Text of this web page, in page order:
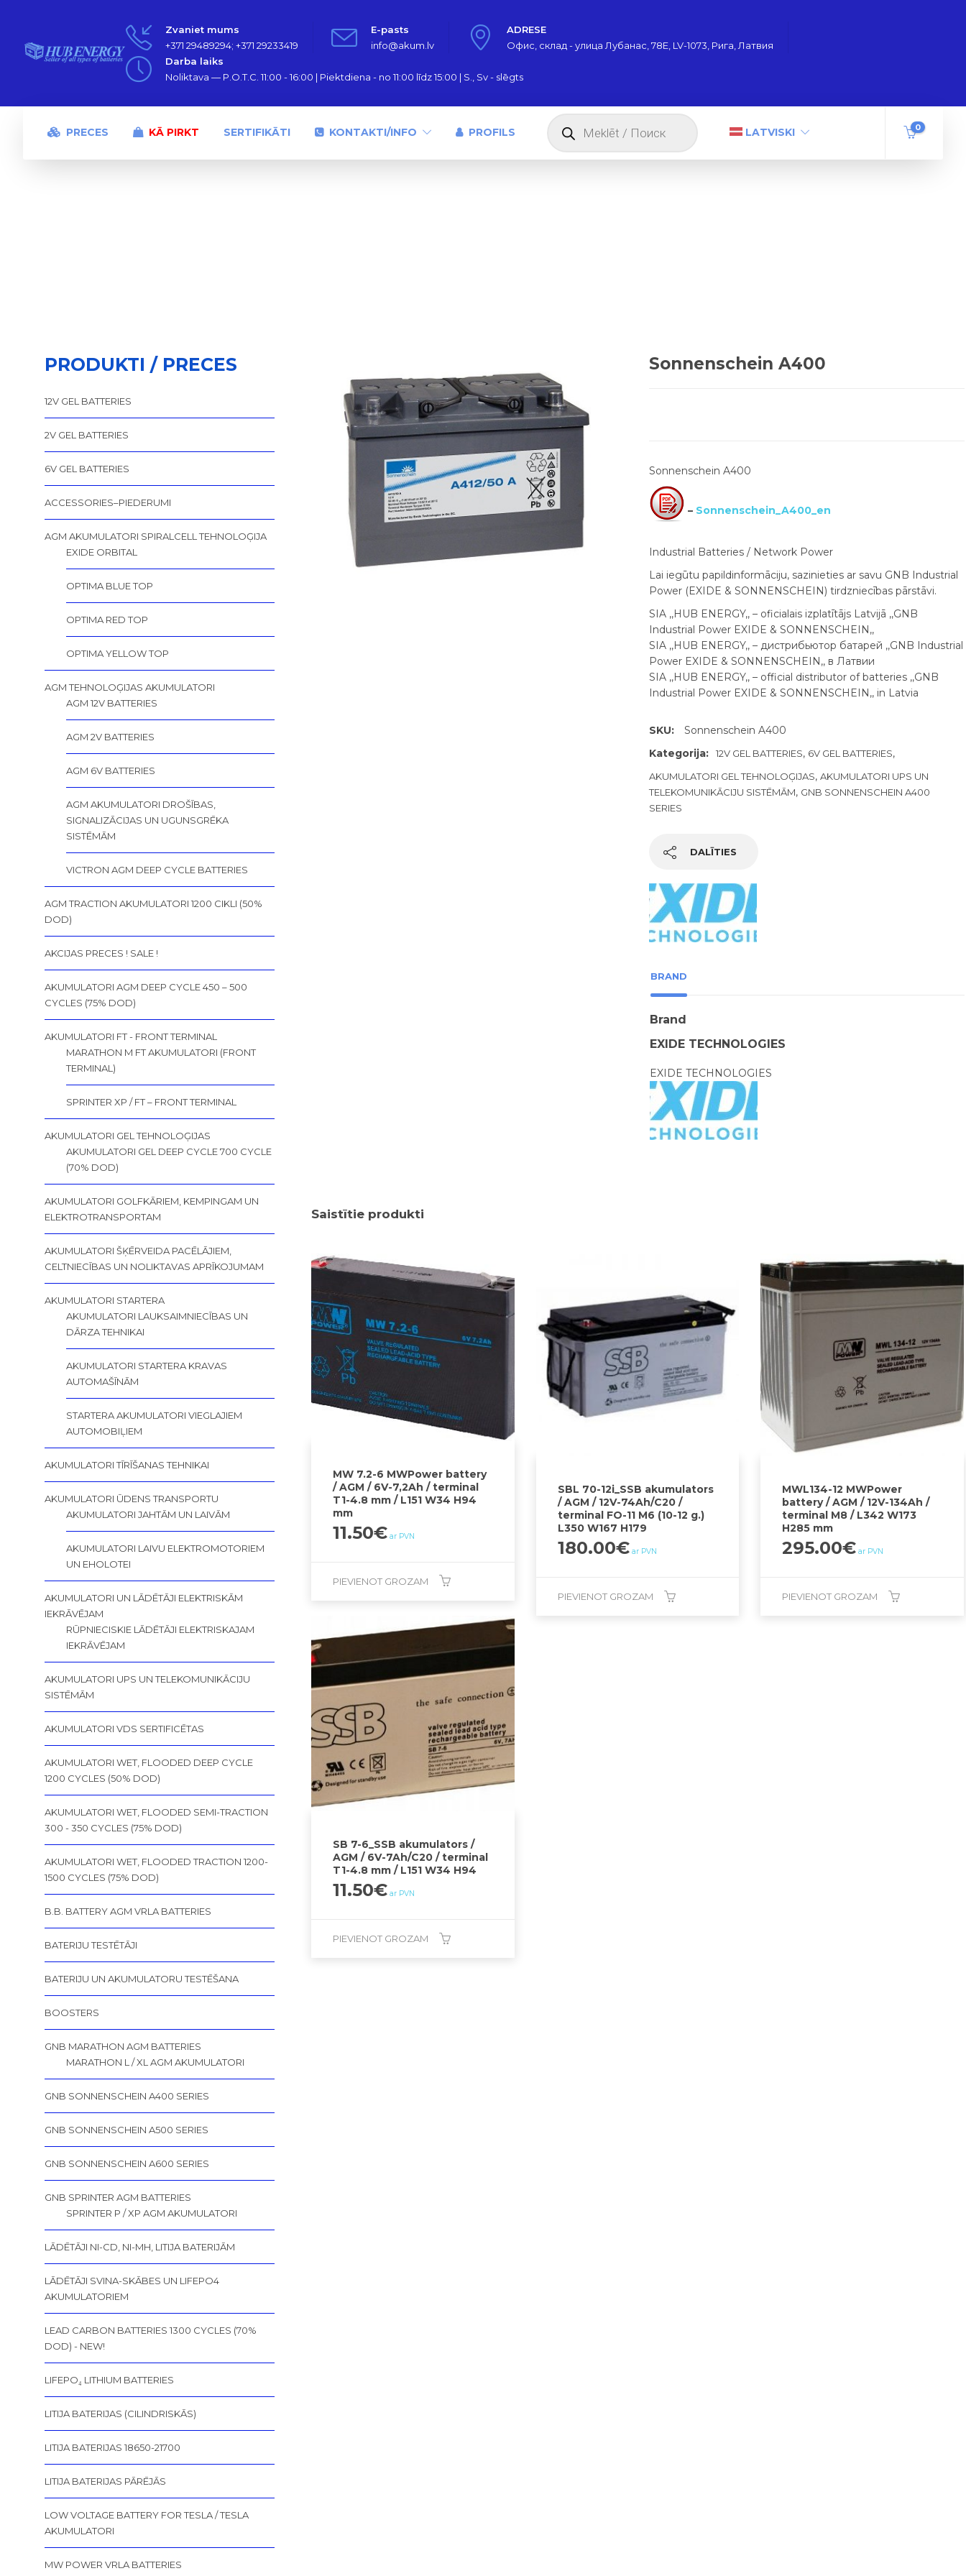
Zvaniet mums
+371 29489294; +371 29233419
E-pasts
info@akum.lv
ADRESE
Офис, склад - улица Лубанас, 78Е, LV-1073, Рига, Латвия
Darba laiks
Noliktava — P.O.T.C. 11:00 - 16:00 | Piektdiena - no 11:00 līdz 15:00 | S., Sv - slēgts
PRECES KĀ PIRKT SERTIFIKĀTI KONTAKTI/INFO PROFILS
Products
search LATVISKI 0
Sonnenschein A400
Sonnenschein A400
– Sonnenschein_A400_en
Industrial Batteries / Network Power
Lai iegūtu papildinformāciju, sazinieties ar savu GNB Industrial
Power (EXIDE & SONNENSCHEIN) tirdzniecības pārstāvi.
SIA ,,HUB ENERGY,, – oficialais izplatītājs Latvijā ,,GNB
Industrial Power EXIDE & SONNENSCHEIN,,
SIA ,,HUB ENERGY,, – дистрибьютор батарей ,,GNB Industrial
Power EXIDE & SONNENSCHEIN,, в Латвии
SIA ,,HUB ENERGY,, – official distributor of batteries ,,GNB
Industrial Power EXIDE & SONNENSCHEIN,, in Latvia
SKU:
Sonnenschein A400
Kategorija:
12V GEL BATTERIES, 6V GEL BATTERIES,
AKUMULATORI GEL TEHNOLOĢIJAS, AKUMULATORI UPS UN
TELEKOMUNIKĀCIJU SISTĒMĀM, GNB SONNENSCHEIN A400
SERIES
DALĪTIES
BRAND
Brand
EXIDE TECHNOLOGIES
EXIDE TECHNOLOGIES
Saistītie produkti
MW 7.2-6 MWPower battery
/ AGM / 6V-7,2Ah / terminal
T1-4.8 mm / L151 W34 H94
mm
11.50€ ar PVN
PIEVIENOT GROZAM
SBL 70-12i_SSB akumulators
/ AGM / 12V-74Ah/C20 /
terminal FO-11 M6 (10-12 g.)
L350 W167 H179
180.00€ ar PVN
PIEVIENOT GROZAM
MWL134-12 MWPower
battery / AGM / 12V-134Ah /
terminal M8 / L342 W173
H285 mm
295.00€ ar PVN
PIEVIENOT GROZAM
SB 7-6_SSB akumulators /
AGM / 6V-7Ah/C20 / terminal
T1-4.8 mm / L151 W34 H94
11.50€ ar PVN
PIEVIENOT GROZAM
PRODUKTI / PRECES
12V GEL BATTERIES
2V GEL BATTERIES
6V GEL BATTERIES
ACCESSORIES–PIEDERUMI
AGM AKUMULATORI SPIRALCELL TEHNOLOĢIJA
EXIDE ORBITAL
OPTIMA BLUE TOP
OPTIMA RED TOP
OPTIMA YELLOW TOP
AGM TEHNOLOĢIJAS AKUMULATORI
AGM 12V BATTERIES
AGM 2V BATTERIES
AGM 6V BATTERIES
AGM AKUMULATORI DROŠĪBAS,
SIGNALIZĀCIJAS UN UGUNSGRĒKA
SISTĒMĀM
VICTRON AGM DEEP CYCLE BATTERIES
AGM TRACTION AKUMULATORI 1200 CIKLI (50%
DOD)
AKCIJAS PRECES ! SALE !
AKUMULATORI AGM DEEP CYCLE 450 – 500
CYCLES (75% DOD)
AKUMULATORI FT - FRONT TERMINAL
MARATHON M FT AKUMULATORI (FRONT
TERMINAL)
SPRINTER XP / FT – FRONT TERMINAL
AKUMULATORI GEL TEHNOLOĢIJAS
AKUMULATORI GEL DEEP CYCLE 700 CYCLE
(70% DOD)
AKUMULATORI GOLFKĀRIEM, KEMPINGAM UN
ELEKTROTRANSPORTAM
AKUMULATORI ŠĶĒRVEIDA PACĒLĀJIEM,
CELTNIECĪBAS UN NOLIKTAVAS APRĪKOJUMAM
AKUMULATORI STARTERA
AKUMULATORI LAUKSAIMNIECĪBAS UN
DĀRZA TEHNIKAI
AKUMULATORI STARTERA KRAVAS
AUTOMAŠĪNĀM
STARTERA AKUMULATORI VIEGLAJIEM
AUTOMOBIĻIEM
AKUMULATORI TĪRĪŠANAS TEHNIKAI
AKUMULATORI ŪDENS TRANSPORTU
AKUMULATORI JAHTĀM UN LAIVĀM
AKUMULATORI LAIVU ELEKTROMOTORIEM
UN EHOLOTEI
AKUMULATORI UN LĀDĒTĀJI ELEKTRISKĀM
IEKRĀVĒJAM
RŪPNIECISKIE LĀDĒTĀJI ELEKTRISKAJAM
IEKRĀVĒJAM
AKUMULATORI UPS UN TELEKOMUNIKĀCIJU
SISTĒMĀM
AKUMULATORI VDS SERTIFICĒTAS
AKUMULATORI WET, FLOODED DEEP CYCLE
1200 CYCLES (50% DOD)
AKUMULATORI WET, FLOODED SEMI-TRACTION
300 - 350 CYCLES (75% DOD)
AKUMULATORI WET, FLOODED TRACTION 1200-
1500 CYCLES (75% DOD)
B.B. BATTERY AGM VRLA BATTERIES
BATERIJU TESTĒTĀJI
BATERIJU UN AKUMULATORU TESTĒŠANA
BOOSTERS
GNB MARATHON AGM BATTERIES
MARATHON L / XL AGM AKUMULATORI
GNB SONNENSCHEIN A400 SERIES
GNB SONNENSCHEIN A500 SERIES
GNB SONNENSCHEIN A600 SERIES
GNB SPRINTER AGM BATTERIES
SPRINTER P / XP AGM AKUMULATORI
LĀDĒTĀJI NI-CD, NI-MH, LITIJA BATERIJĀM
LĀDĒTĀJI SVINA-SKĀBES UN LIFEPO4
AKUMULATORIEM
LEAD CARBON BATTERIES 1300 CYCLES (70%
DOD) - NEW!
LIFEPO₄ LITHIUM BATTERIES
LITIJA BATERIJAS (CILINDRISKĀS)
LITIJA BATERIJAS 18650-21700
LITIJA BATERIJAS PĀRĒJĀS
LOW VOLTAGE BATTERY FOR TESLA / TESLA
AKUMULATORI
MW POWER VRLA BATTERIES